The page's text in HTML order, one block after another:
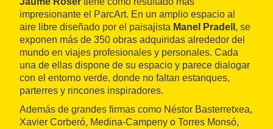
impresionante el ParcArt. En un amplio espacio al
aire libre diseñado por el paisajista Manel Pradell , se
exponen más de 350 obras adquiridas alrededor del
mundo en viajes profesionales y personales. Cada
una de ellas dispone de su espacio y parece dialogar
con el entorno verde, donde no faltan estanques,
parterres y rincones inspiradores.
Además de grandes firmas como Néstor Basterretxea,
Xavier Corberó, Medina-Campeny o Torres Monsó,